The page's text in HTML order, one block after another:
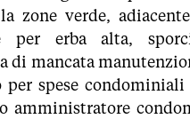
zone verde,
per erba alta,
di mancata
spese condominiali
amministratore